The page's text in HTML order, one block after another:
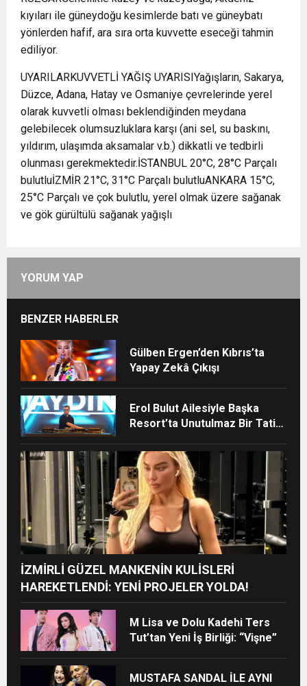
kıyıları ile güneydoğu kesimlerde batı ve güneybatı
yönlerden hafif, ara sıra orta kuvvette eseceği tahmin
ediliyor.
UYARILARKUVVETLİ YAĞIŞ UYARISIYağışların, Sakarya,
Düzce, Adana, Hatay ve Osmaniye çevrelerinde yerel
olarak kuvvetli olması beklendiğinden meydana
gelebilecek olumsuzluklara karşı (ani sel, su baskını,
yıldırım, ulaşımda aksamalar v.b.) dikkatli ve tedbirli
olunması gerekmektedir.İSTANBUL 20°C, 28°C Parçalı
bulutluİZMİR 21°C, 31°C Parçalı bulutluANKARA 15°C,
25°C Parçalı ve çok bulutlu, yerel olmak üzere sağanak
ve gök gürültülü sağanak yağışlı
YORUM YAP
BENZER HABERLER
Gülben Ergen’den Kıbrıs’ta
Yapay Zekâ Çıkışı
Erol Bulut Ailesiyle Başka
Resort’ta Unutulmaz Bir Tatil
İZMİRLİ GÜZEL MANKENİN KULİSLERİ
HAREKETLENDİ: YENİ PROJELER YOLDA!
M Lisa ve Dolu Kadehi Ters
Tut’tan Yeni İş Birliği: “Vişne”
MUSTAFA SANDAL İLE AYNI